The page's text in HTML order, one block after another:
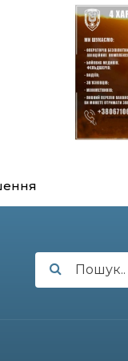
14:37
21 лип
11:28